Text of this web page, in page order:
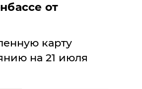
от
карту
на 21 июля